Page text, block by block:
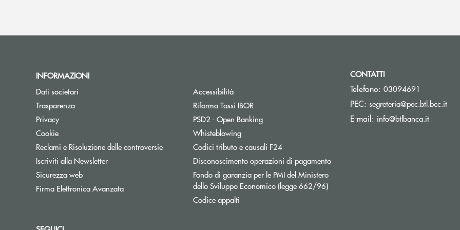
INFORMAZIONI
Dati societari
Trasparenza
Privacy
Cookie
Reclami e Risoluzione delle controversie
Iscriviti alla NewsletterApre una nuova finestra
Sicurezza web
Firma Elettronica Avanzata
Accessibilità
Riforma Tassi IBOR
PSD2 - Open Banking
Whisteblowing
Codici tributo e causali F24
Disconoscimento operazioni di pagamento
Fondo di garanzia per le PMI del Ministero
dello Sviluppo Economico (legge 662/96)
Codice appalti
CONTATTI
Telefono: 03094691
PEC: segreteria@pec.btl.bcc.it(si
E-mail: info@btlbanca.it(si apre